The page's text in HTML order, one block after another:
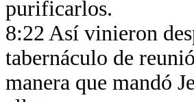
purificarlos.
8:22 Así vinieron
tabernáculo de
manera que mandó